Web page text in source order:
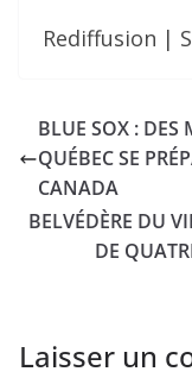
Rediffusion |
BLUE SOX : DES
QUÉBEC SE
CANADA
BELVÉDÈRE DU
DE
Laisser un